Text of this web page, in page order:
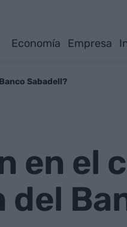
Economía Empresa
Sabadell?
en el